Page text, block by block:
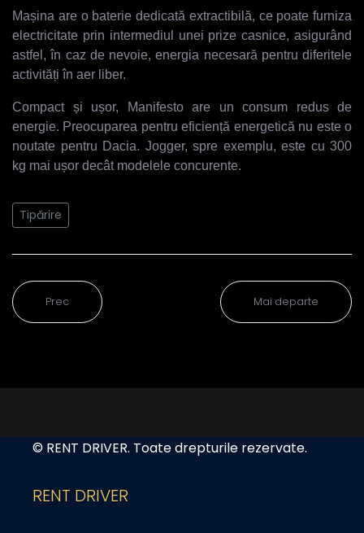
Mașina are o baterie dedicată extractibilă, ce poate furniza
electricitate prin intermediul unei prize casnice, asigurând
astfel, în caz de nevoie, energia necesară pentru diferitele
activități în aer liber.
Compact și ușor, Manifesto are un consum redus de
energie. Preocuparea pentru eficiență energetică nu este o
noutate pentru Dacia. Jogger, spre exemplu, este cu 300
kg mai ușor decât modelele concurente.
Tipărire
Prec Mai departe
© RENT DRIVER. Toate drepturile rezervate.
RENT DRIVER